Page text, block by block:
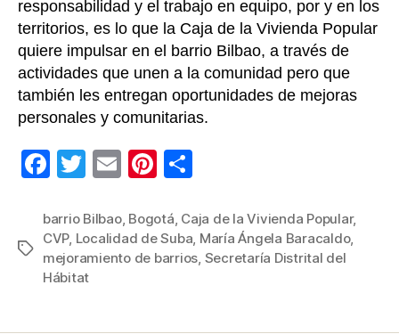
responsabilidad y el trabajo en equipo, por y en los
territorios, es lo que la Caja de la Vivienda Popular
quiere impulsar en el barrio Bilbao, a través de
actividades que unen a la comunidad pero que
también les entregan oportunidades de mejoras
personales y comunitarias.
F
c
e
b
T
tt
er
E
ail
Pi
er
e
m
p
Etiquetas
barrio Bilbao, Bogotá, Caja de la Vivienda Popular,
CVP, Localidad de Suba, María Ángela Baracaldo,
mejoramiento de barrios, Secretaría Distrital del
Hábitat